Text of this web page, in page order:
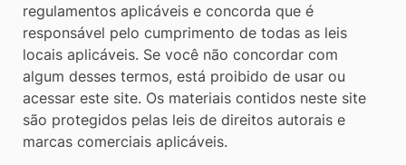
regulamentos aplicáveis ​​e concorda que é
responsável pelo cumprimento de todas as leis
locais aplicáveis. Se você não concordar com
algum desses termos, está proibido de usar ou
acessar este site. Os materiais contidos neste site
são protegidos pelas leis de direitos autorais e
marcas comerciais aplicáveis.